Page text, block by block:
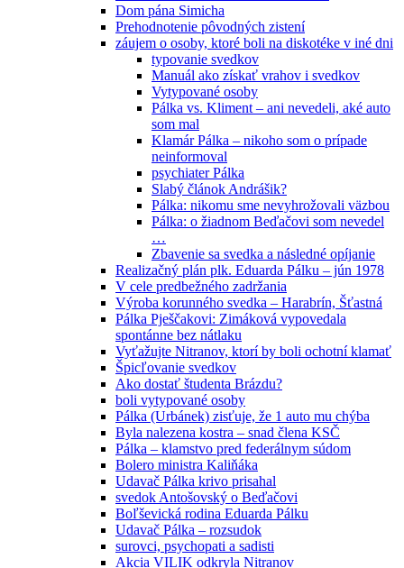
Dom pána Simicha
Prehodnotenie pôvodných zistení
záujem o osoby, ktoré boli na diskotéke v iné dni
typovanie svedkov
Manuál ako získať vrahov i svedkov
Vytypované osoby
Pálka vs. Kliment – ani nevedeli, aké auto
som mal
Klamár Pálka – nikoho som o prípade
neinformoval
psychiater Pálka
Slabý článok Andrášik?
Pálka: nikomu sme nevyhrožovali väzbou
Pálka: o žiadnom Beďačovi som nevedel
…
Zbavenie sa svedka a následné opíjanie
Realizačný plán plk. Eduarda Pálku – jún 1978
V cele predbežného zadržania
Výroba korunného svedka – Harabrín, Šťastná
Pálka Pješčakovi: Zimáková vypovedala
spontánne bez nátlaku
Vyťažujte Nitranov, ktorí by boli ochotní klamať
Špicľovanie svedkov
Ako dostať študenta Brázdu?
boli vytypované osoby
Pálka (Urbánek) zisťuje, že 1 auto mu chýba
Byla nalezena kostra – snad člena KSČ
Pálka – klamstvo pred federálnym súdom
Bolero ministra Kaliňáka
Udavač Pálka krivo prisahal
svedok Antošovský o Beďačovi
Boľševická rodina Eduarda Pálku
Udavač Pálka – rozsudok
surovci, psychopati a sadisti
Akcia VILIK odkryla Nitranov